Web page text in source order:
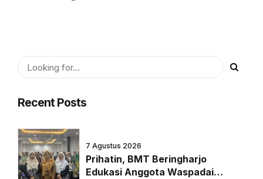
Recent Posts
7 Agustus 2026
Prihatin, BMT Beringharjo
Edukasi Anggota Waspadai